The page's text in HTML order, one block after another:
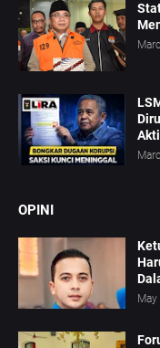
OPINI